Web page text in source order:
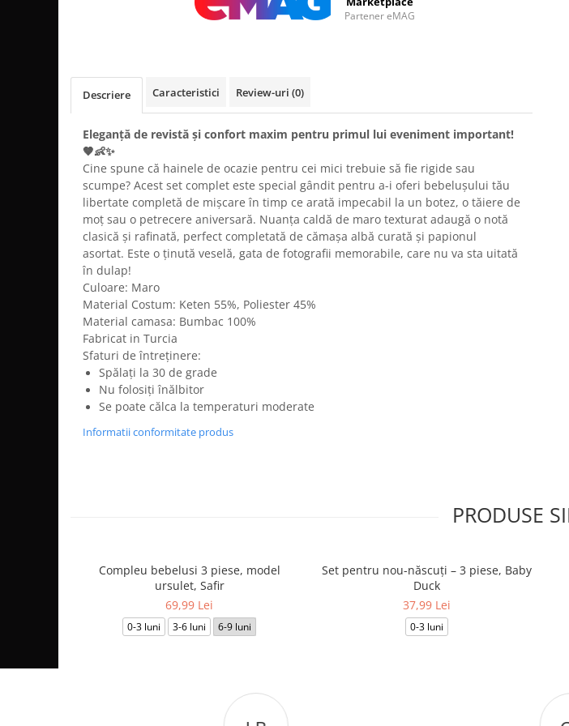
Partener eMAG
Descriere Caracteristici Review-uri (0)
Eleganță de revistă și confort maxim pentru primul lui eveniment important!
🤎👶✨
Cine spune că hainele de ocazie pentru cei mici trebuie să fie rigide sau
scumpe? Acest set complet este special gândit pentru a-i oferi bebelușului tău
libertate completă de mișcare în timp ce arată impecabil la un botez, o tăiere de
moț sau o petrecere aniversară. Nuanța caldă de maro texturat adaugă o notă
clasică și rafinată, perfect completată de cămașa albă curată și papionul
asortat. Este o ținută veselă, gata de fotografii memorabile, care nu va sta uitată
în dulap!
Culoare: Maro
Material Costum: Keten 55%, Poliester 45%
Material camasa: Bumbac 100%
Fabricat in Turcia
Sfaturi de întreținere:
Spălați la 30 de grade
Nu folosiți înălbitor
Se poate călca la temperaturi moderate
Informatii conformitate produs
PRODUSE
Compleu bebelusi 3 piese, model
ursulet, Safir
69,99 Lei
0-3 luni 3-6 luni 6-9 luni
Set pentru nou-născuți – 3 piese, Baby
Duck
37,99 Lei
0-3 luni